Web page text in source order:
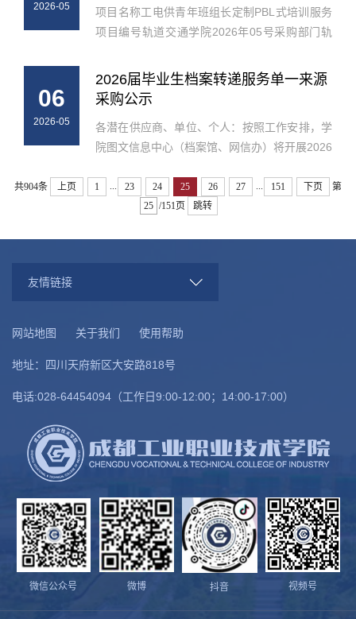
2026-05
项目名称工电供青年班组长定制PBL式培训服务
项目编号轨道交通学院2026年05号采购部门轨
小组评审开始时间2026年4月30日14时00分比选
小组评审结束时间2026年4月30日15时0...
06
2026-05
2026届毕业生档案转递服务单一来源
采购公示
各潜在供应商、单位、个人：按照工作安排，学
院图文信息中心（档案馆、网信办）将开展2026
预算金额为96000.00元（玖万陆仟元整）,拟采
用单一来源的方式进行采购。一、...
共904条 上页 1 23 24 25 26 27 151 下页
第
/151页
跳转
友情链接
网站地图 关于我们 使用帮助
地址：四川天府新区大安路818号
电话:028-64454094（工作日9:00-12:00；14:00-17:00）
微信公众号 微博 抖音 视频号